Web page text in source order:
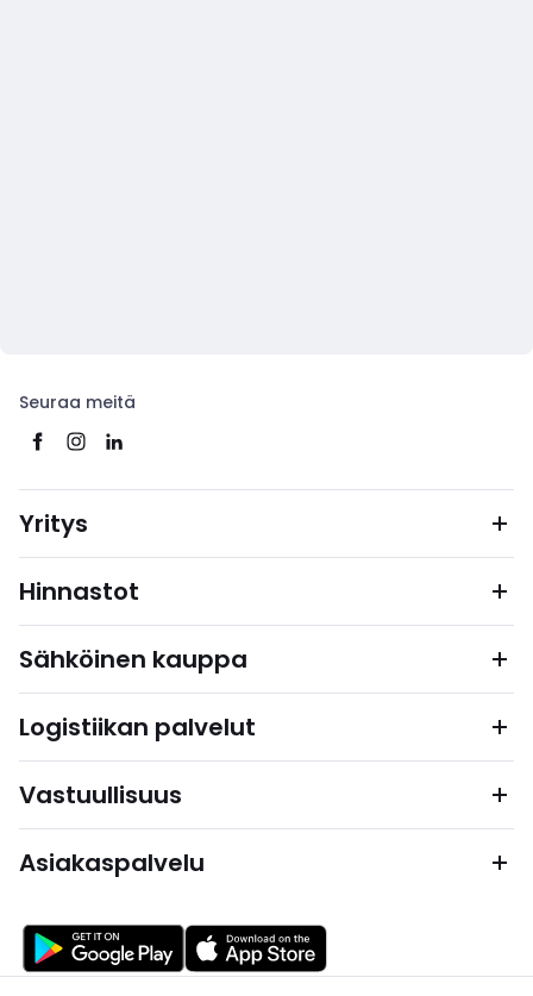
Seuraa meitä
Yritys
Hinnastot
Sähköinen kauppa
Logistiikan palvelut
Vastuullisuus
Asiakaspalvelu